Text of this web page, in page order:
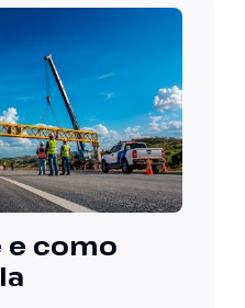
e como